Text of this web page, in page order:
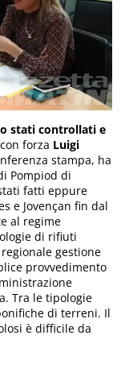
stati controllati e
forza Luigi
stampa, ha
Pompiod di
fatti eppure
e Jovençan fin dal
al regime
di rifiuti
gestione
provvedimento
Tra le tipologie
di terreni. Il
è difficile da